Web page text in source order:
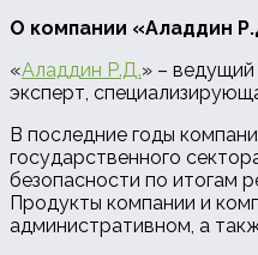
О компании «Аладдин
«Аладдин Р.Д.» –
эксперт,
В последние годы
государственного
безопасности по итогам
Продукты компании и
административном, а